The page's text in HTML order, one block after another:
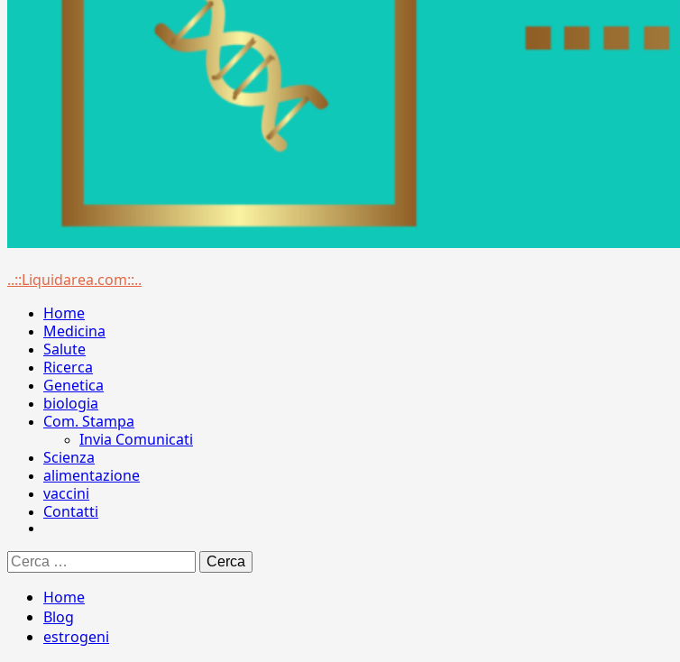
Menu
..::Liquidarea.com::..
Home
Medicina
Salute
Ricerca
Genetica
biologia
Com. Stampa
Invia Comunicati
Scienza
alimentazione
vaccini
Contatti
Ricerca
per:
Home
Blog
estrogeni